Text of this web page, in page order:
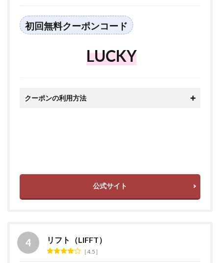
初回無料クーポンコード
LUCKY
クーポンの利用方法
公式サイト
リフト（LIFFT）
4.5